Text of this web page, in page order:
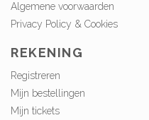
Algemene voorwaarden
Privacy Policy & Cookies
REKENING
Registreren
Mijn bestellingen
Mijn tickets